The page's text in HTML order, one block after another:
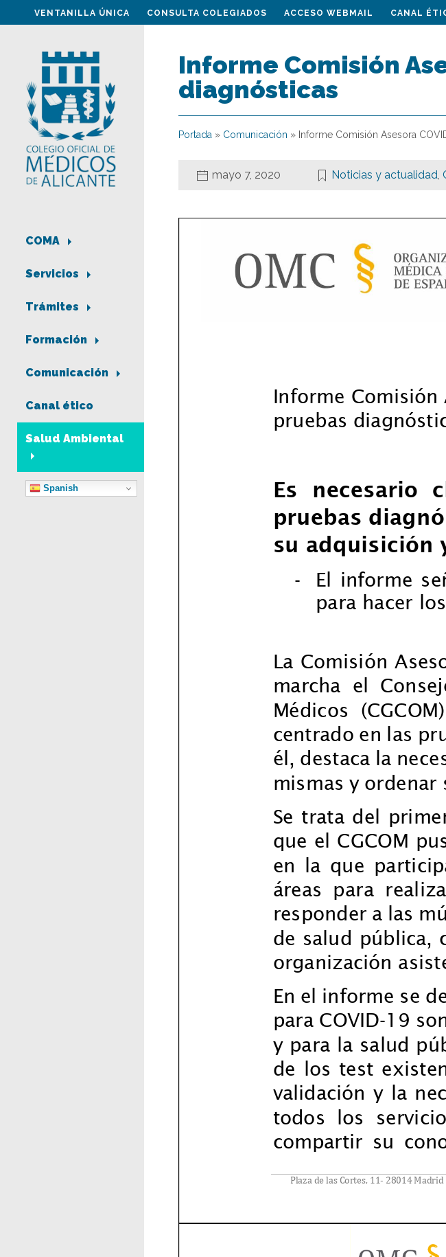
VENTANILLA ÚNICA CONSULTA COLEGIADOS ACCESO WEBMAIL CANAL
COMA
Servicios
Trámites
Formación
Comunicación
Canal ético
Salud Ambiental
Spanish
Informe Comisión
diagnósticas
Portada » Comunicación » Informe Comisión Asesora
mayo 7, 2020 Noticias y actualidad,